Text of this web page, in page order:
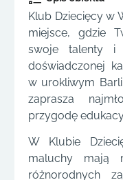
Klub Dziecięcy w
miejsce, gdzie
swoje talenty i
doświadczonej
w urokliwym
zaprasza
przygodę
W Klubie
maluchy mają
różnorodnych